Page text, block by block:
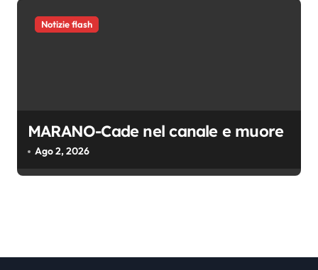
Notizie flash
MARANO-Cade nel canale e muore
Ago 2, 2026